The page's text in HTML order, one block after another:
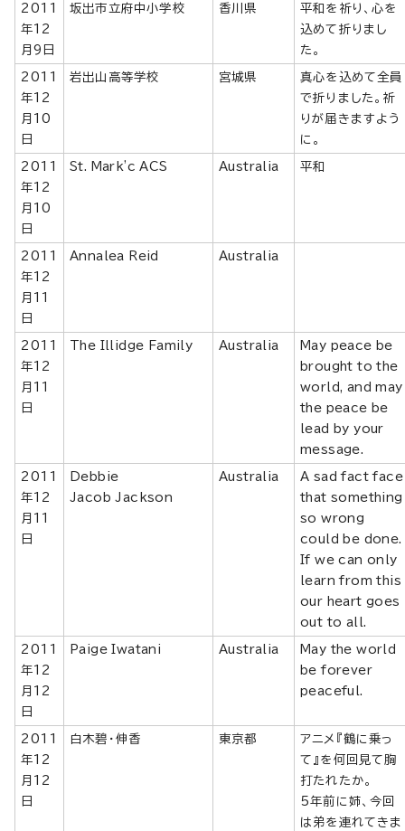
2011
年12
月9日
坂出市立府中小学校 香川県
平和を祈り、心を
込めて折りまし
た。
2011
年12
月10
日
岩出山高等学校 宮城県
真心を込めて全員
で折りました。祈
りが届きますよう
に。
2011
年12
月10
日
St. Mark'c ACS Australia 平和
2011
年12
月11
日
Annalea Reid Australia
2011
年12
月11
日
The Illidge Family Australia
May peace be
brought to the
world, and may
the peace be
lead by your
message.
2011
年12
月11
日
Debbie
Jacob Jackson
Australia
A sad fact face
that something
so wrong
could be done.
If we can only
learn from this
our heart goes
out to all.
2011
年12
月12
日
Paige Iwatani Australia
May the world
be forever
peaceful.
2011
年12
月12
日
白木碧・伸香 東京都
アニメ『鶴に乗っ
て』を何回見て胸
打たれたか。
5年前に姉、今回
は弟を連れてきま